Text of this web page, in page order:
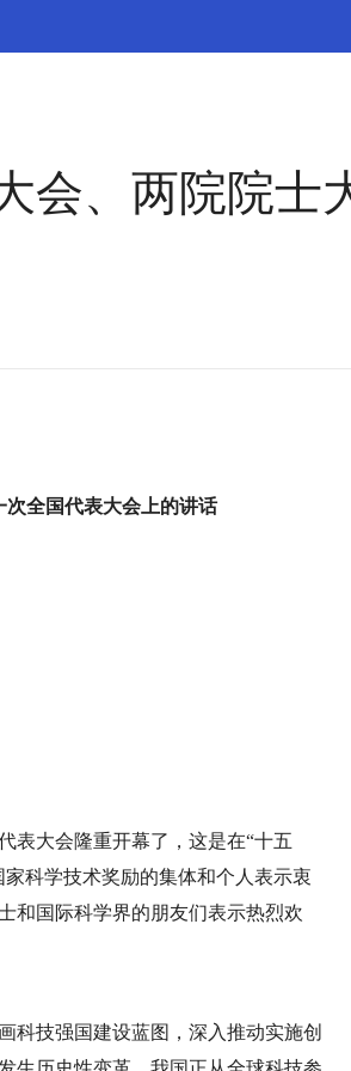
会、两院院士
全国代表大会上的讲话
表大会隆重开幕了，这是在“十五
科学技术奖励的集体和个人表示衷
和国际科学界的朋友们表示热烈欢
科技强国建设蓝图，深入推动实施创